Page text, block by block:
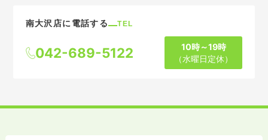
南大沢店に電話する TEL
042-689-5122
10時～19時
（水曜日定休）